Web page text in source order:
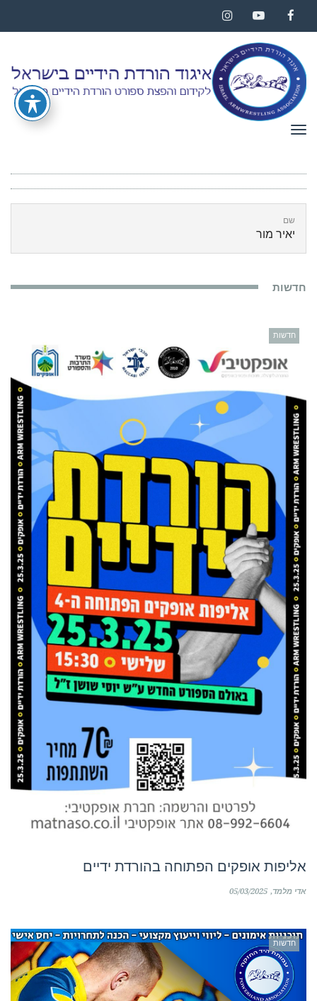
Facebook
YouTube
Instagram
תפריט
שם
יאיר מור
חדשות
חדשות
אליפות אופקים הפתוחה בהורדת ידיים
אדי מלמד 05/03/2025
חדשות